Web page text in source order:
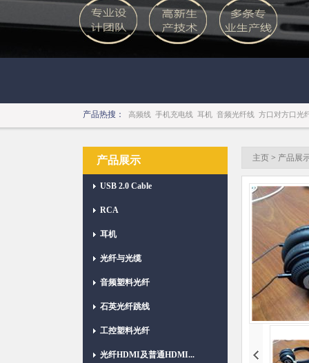
产品热搜： 高频线 手机充电线 耳机 音频光纤线 方口对方口光
产品展示
USB 2.0 Cable
RCA
耳机
光纤与光缆
音频塑料光纤
石英光纤跳线
工控塑料光纤
光纤HDMI及普通HDMI...
主页 > 产品展